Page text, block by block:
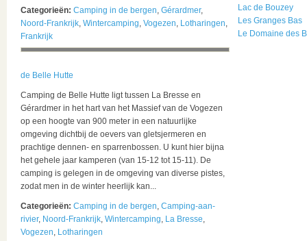
Categorieën: Camping in de bergen, Gérardmer,
Noord-Frankrijk, Wintercamping, Vogezen, Lotharingen,
Frankrijk
de Belle Hutte
Camping de Belle Hutte ligt tussen La Bresse en
Gérardmer in het hart van het Massief van de Vogezen
op een hoogte van 900 meter in een natuurlijke
omgeving dichtbij de oevers van gletsjermeren en
prachtige dennen- en sparrenbossen. U kunt hier bijna
het gehele jaar kamperen (van 15-12 tot 15-11). De
camping is gelegen in de omgeving van diverse pistes,
zodat men in de winter heerlijk kan...
Categorieën: Camping in de bergen, Camping-aan-
rivier, Noord-Frankrijk, Wintercamping, La Bresse,
Vogezen, Lotharingen
Lac de Bouzey
Les Granges Bas
Le Domaine des